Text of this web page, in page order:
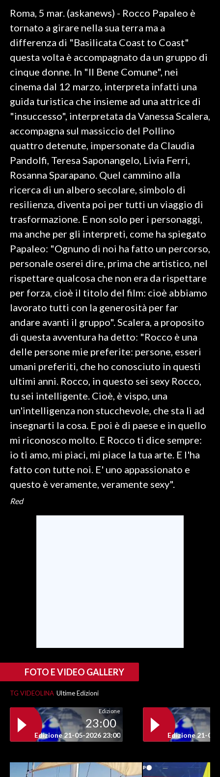
CALCIO REGIONALE
BASKET
VOLLEY
MOTORI
TENNIS
ALTRI SPORT
CULTURA
SPETTACOLI
GOSSIP
SALUTE
SARDEGNA TURISMO
SARDI NEL MONDO
NOTIZIE
EVENTI
3 MINUTI CON
INSULARITÀ
INFO AZIENDE
ABBONATI
SPIAGGE
Roma, 5 mar. (askanews) - Rocco Papaleo è
tornato a girare nella sua terra ma a
differenza di "Basilicata Coast to Coast"
questa volta è accompagnato da un gruppo di
cinque donne. In "Il Bene Comune", nei
cinema dal 12 marzo, interpreta infatti una
guida turistica che insieme ad una attrice di
"insuccesso", interpretata da Vanessa Scalera,
accompagna sul massiccio del Pollino
quattro detenute, impersonate da Claudia
Pandolfi, Teresa Saponangelo, Livia Ferri,
Rosanna Sparapano. Quel cammino alla
ricerca di un albero secolare, simbolo di
resilienza, diventa poi per tutti un viaggio di
trasformazione. E non solo per i personaggi,
ma anche per gli interpreti, come ha spiegato
Papaleo: "Ognuno di noi ha fatto un percorso,
personale oserei dire, prima che artistico, nel
rispettare qualcosa che non era da rispettare
per forza, cioè il titolo del film: cioè abbiamo
lavorato tutti con la generosità per far
andare avanti il gruppo". Scalera, a proposito
di questa avventura ha detto: "Rocco è una
delle persone mie preferite: persone, esseri
umani preferiti, che ho conosciuto in questi
ultimi anni. Rocco, in questo sei sexy Rocco,
tu sei intelligente. Cioè, è vispo, una
un'intelligenza non stucchevole, che sta lì ad
insegnarti la cosa. E poi è di paese e in quello
mi riconosco molto. E Rocco ti dice sempre:
io ti amo, mi piaci, mi piace la tua arte. E l'ha
fatto con tutte noi. E' uno appassionato e
questo è veramente, veramente sexy".
Red
FOTO E VIDEO GALLERY
TG VIDEOLINA Ultime Edizioni
Edizione
23:00
Edizione 21-05-2026 23:00 Edizione 21-05-